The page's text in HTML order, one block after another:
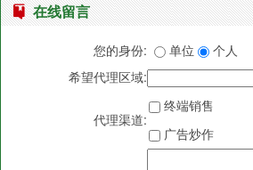
在线留言
您的身份: 单位
个人
希望代理区域:
代理渠道:
终端销售
广告炒作